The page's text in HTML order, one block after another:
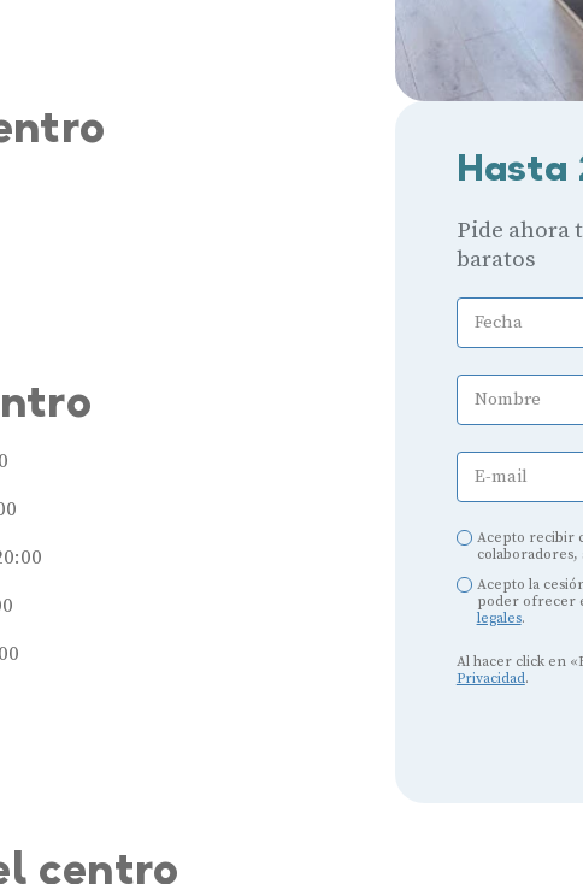
Hasta
Pide ahora
baratos
Fecha
Nombre
E-mail
Acepto recibir
colaboradores,
Acepto la
poder ofrecer
legales.
Al hacer click en
Privacidad.
centro
Audífonos
Mejores marcas de
Audífonos baratos
Audífonos invisibles
Audífonos bluetooth